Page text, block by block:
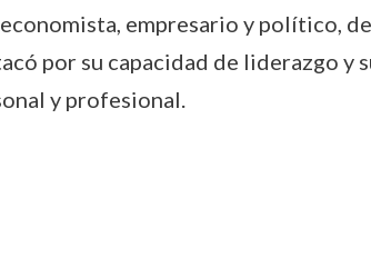
empresario y político,
por su capacidad de liderazgo y
y profesional.